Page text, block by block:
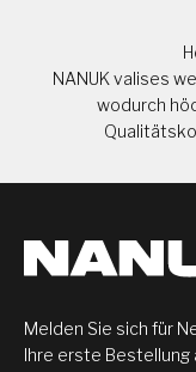
NANUK valises
wodurch
Melden Sie sich für
Ihre erste Bestellung